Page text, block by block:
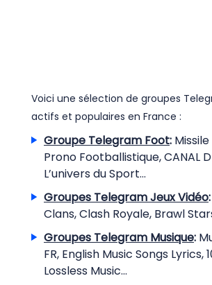
Voici une sélection de groupes
actifs et populaires en France :
Groupe Telegram Foot:
Prono Footballistique, CANAL
L’univers du Sport...
Groupes Telegram Jeux Vidéo:
Clans, Clash Royale, Brawl
Groupes Telegram Musique:
FR, English Music Songs Lyrics,
Lossless Music...